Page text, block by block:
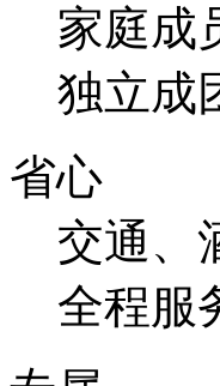
家庭成
独立成
省心
交通、
全程服